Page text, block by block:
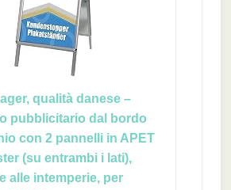
qualità danese –
pubblicitario dal bordo
con 2 pannelli in APET
(su entrambi i lati),
alle intemperie, per